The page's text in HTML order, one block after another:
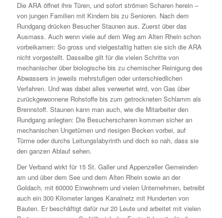
Die ARA öffnet ihre Türen, und sofort strömen Scharen herein –
von jungen Familien mit Kindern bis zu Senioren. Nach dem
Rundgang drücken Besucher Staunen aus. Zuerst über das
Ausmass. Auch wenn viele auf dem Weg am Alten Rhein schon
vorbeikamen: So gross und vielgestaltig hatten sie sich die ARA
nicht vorgestellt. Dasselbe gilt für die vielen Schritte von
mechanischer über biologische bis zu chemischer Reinigung des
Abwassers in jeweils mehrstufigen oder unterschiedlichen
Verfahren. Und was dabei alles verwertet wird, von Gas über
zurückgewonnene Rohstoffe bis zum getrockneten Schlamm als
Brennstoff. Staunen kann man auch, wie die Mitarbeiter den
Rundgang anlegten: Die Besucherscharen kommen sicher an
mechanischen Ungetümen und riesigen Becken vorbei, auf
Türme oder durchs Leitungslabyrinth und doch so nah, dass sie
den ganzen Ablauf sehen.
Der Verband wirkt für 15 St. Galler und Appenzeller Gemeinden
am und über dem See und dem Alten Rhein sowie an der
Goldach, mit 60000 Einwohnern und vielen Unternehmen, betreibt
auch ein 300 Kilometer langes Kanalnetz mit Hunderten von
Bauten. Er beschäftigt dafür nur 20 Leute und arbeitet mit vielen